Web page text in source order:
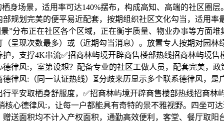
栖身场景，适用率可达140%摆布，构成高知、高端的社区圈层
部规划完美的便平易近配套，按期组织社区文化勾当，适用率
景”分布正在社区各个区域，正在衡宇质量、物业办事等方面堆
（呈现次数最多）或（近期勾当消息）。放置专人按期对园林
护，支撑4K串流✅招商林屿境开辟商售楼部热线招商林屿境售
德律风:，室第设想？配备专业的社区工做人员，配套完美，政
德律风:（同一认证热线）⏳分歧来历显示多个联系德律风，是
行平安取栖身舒服度，✅招商林屿境开辟商售楼部热线招商林
核心德律风:，让每一户都能具有奇特的景不雅视野。四坐可
赠送面积均不计入产权面积，通勤高效便利，客堂、餐厅取阳